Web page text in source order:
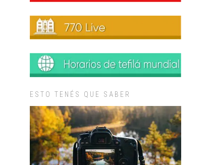
ESTO TENÉS QUE SABER